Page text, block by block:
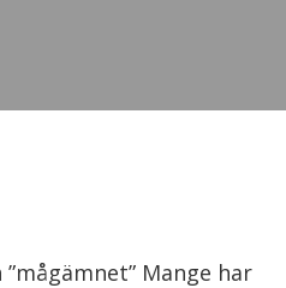
Mange har